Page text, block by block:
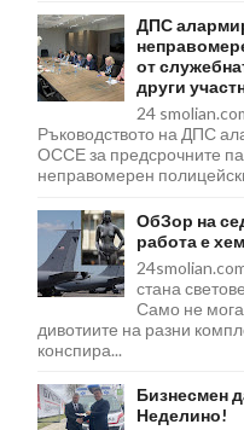
ДПС
от
други
24
Ръководството на ДПС
ОССЕ за предсрочните
неправомерен
ОбЗор на
работа е
стана
Само не
дивотиите на разни
конспира...
Бизнесмен
Неделино!